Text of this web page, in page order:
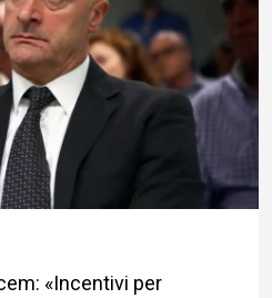
«Incentivi per